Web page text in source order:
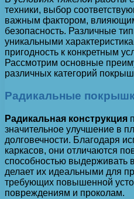
техники, выбор
важным фактором,
безопасность. Различные
уникальными
пригодность к конкретным
Рассмотрим основные
различных категорий
Радикальные
Радикальная конструкция
значительное улучшение в
долговечности. Благодаря
каркасов, они отличаются
способностью выдерживать
делает их идеальными для
требующих повышенной
повреждениям и проколам.